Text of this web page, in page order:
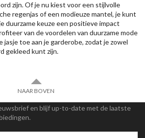
zijn. Of je nu kiest voor een stijlvolle
regenjas of een modieuze mantel, je kunt
duurzame keuze een positieve impact
van de voordelen van duurzame mode
jasje toe aan je garderobe, zodat je zowel
gekleed kunt zijn.
NAAR BOVEN
en blijf up-to-date met de laatste